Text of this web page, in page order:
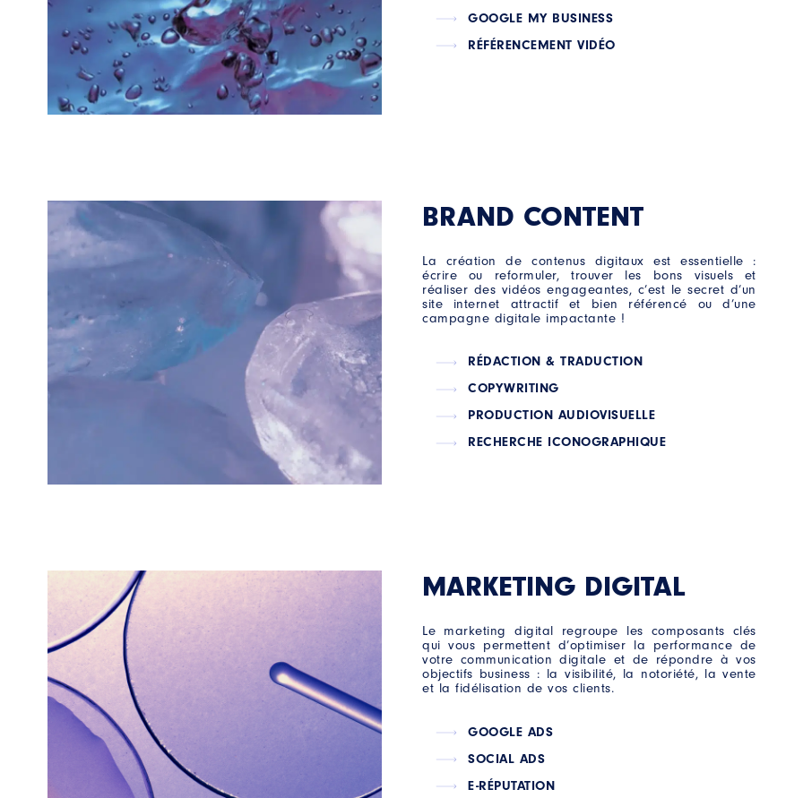
GOOGLE MY BUSINESS
RÉFÉRENCEMENT VIDÉO
BRAND CONTENT
La création de contenus digitaux est essentielle :
écrire ou reformuler, trouver les bons visuels et
réaliser des vidéos engageantes, c’est le secret d’un
site internet attractif et bien référencé ou d’une
campagne digitale impactante !
RÉDACTION & TRADUCTION
COPYWRITING
PRODUCTION AUDIOVISUELLE
RECHERCHE ICONOGRAPHIQUE
MARKETING DIGITAL
Le marketing digital regroupe les composants clés
qui vous permettent d’optimiser la performance de
votre communication digitale et de répondre à vos
objectifs business : la visibilité, la notoriété, la vente
et la fidélisation de vos clients.
GOOGLE ADS
SOCIAL ADS
E-RÉPUTATION
nous
question ?
formulaire, nous prendrons soin de vous répondre dans les plus brefs délais.
PRÉNOM *
ces informations soient utilisées pour répondre à ma demande